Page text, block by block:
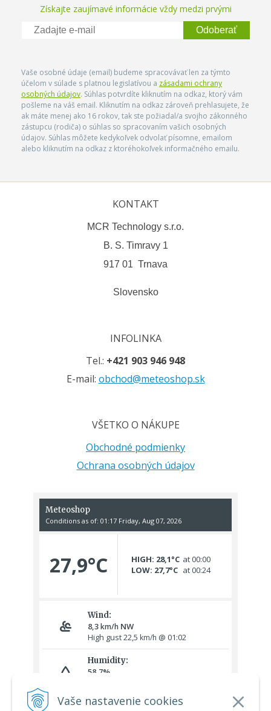
Vaše nastavenie cookies
Získajte zaujímavé informácie vždy medzi prvými
Odoberať
Vaše osobné údaje (email) budeme spracovávať len za týmto
účelom v súlade s platnou legislatívou a zásadami ochrany
osobných údajov. Súhlas potvrdíte kliknutím na odkaz, ktorý vám
pošleme na váš email. Kliknutím na odkaz zároveň prehlasujete, že
ak máte menej ako 16 rokov, tak ste požiadal/a svojho zákonného
zástupcu (rodiča) o súhlas so spracovaním vašich osobných
údajov. Súhlas môžete kedykoľvek odvolať písomne, emailom
alebo kliknutím na odkaz z ktoréhokoľvek informačného emailu.
KONTAKT
MCR Technology s.r.o.
B. S. Timravy 1
917 01 Trnava
Slovensko
INFOLINKA
Tel.: +421 903 946 948
E-mail: obchod@meteoshop.sk
VŠETKO O NÁKUPE
Obchodné podmienky
Ochrana osobných údajov